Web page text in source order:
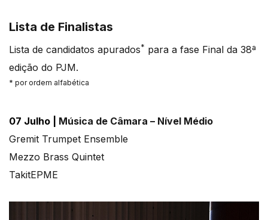
Lista de Finalistas
Lista de candidatos apurados* para a fase Final da 38ª
edição do PJM.
* por ordem alfabética
07 Julho | Música de Câmara – Nível Médio
Gremit Trumpet Ensemble
Mezzo Brass Quintet
TakitEPME